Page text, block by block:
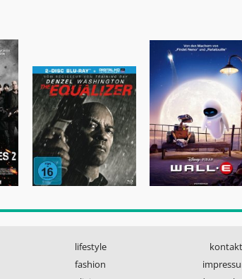
lifestyle
fashion
kontakt